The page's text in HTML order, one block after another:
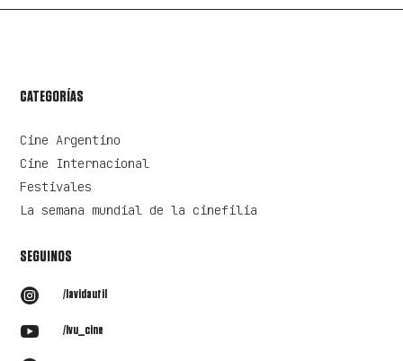
CATEGORÍAS
Cine Argentino
Cine Internacional
Festivales
La semana mundial de la cinefilia
SEGUINOS
 /lavidautil
 /lvu_cine